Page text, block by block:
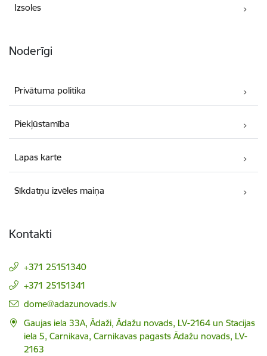
Izsoles
Noderīgi
Privātuma politika
Piekļūstamība
Lapas karte
Sīkdatņu izvēles maiņa
Kontakti
+371 25151340
+371 25151341
E-pasts:
dome@adazunovads.lv
Gaujas iela 33A, Ādaži, Ādažu novads, LV-2164 un Stacijas
iela 5, Carnikava, Carnikavas pagasts Ādažu novads, LV-
2163